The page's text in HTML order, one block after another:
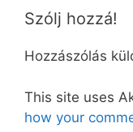
Szólj hozzá!
Hozzászólás
This site uses
how your